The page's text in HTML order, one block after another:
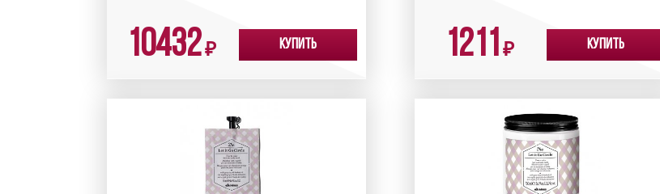
10432₽ Купить 1211 ₽ Купить